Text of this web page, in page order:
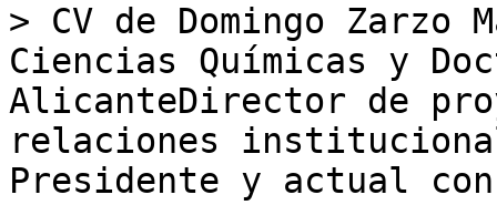
> CV de Domingo
Ciencias Químicas y
AlicanteDirector de
relaciones
Presidente y actual